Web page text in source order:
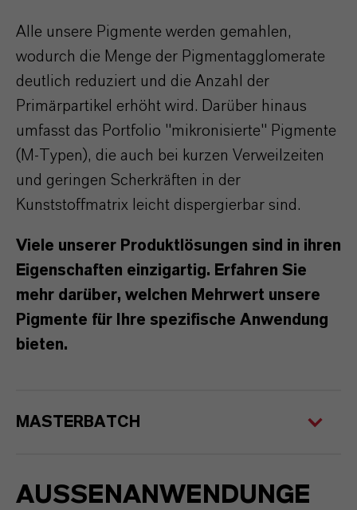
Alle unsere Pigmente werden gemahlen,
wodurch die Menge der Pigmentagglomerate
deutlich reduziert und die Anzahl der
Primärpartikel erhöht wird. Darüber hinaus
umfasst das Portfolio "mikronisierte" Pigmente
(M-Typen), die auch bei kurzen Verweilzeiten
und geringen Scherkräften in der
Kunststoffmatrix leicht dispergierbar sind.
Viele unserer Produktlösungen sind in ihren
Eigenschaften einzigartig. Erfahren Sie
mehr darüber, welchen Mehrwert unsere
Pigmente für Ihre spezifische Anwendung
bieten.
MASTERBATCH
AUSSENANWENDUNGEN